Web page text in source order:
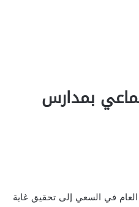
بمدارس
العام في السعي إلى تحقيق غاية